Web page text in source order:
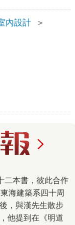
內設計
＞
海建築系四十周
，與漢先生散步
他提到在《明道